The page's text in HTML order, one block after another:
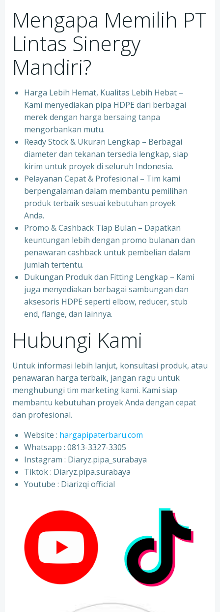
Mengapa Memilih PT
Lintas Sinergy
Mandiri?
Harga Lebih Hemat, Kualitas Lebih Hebat –
Kami menyediakan pipa HDPE dari berbagai
merek dengan harga bersaing tanpa
mengorbankan mutu.
Ready Stock & Ukuran Lengkap – Berbagai
diameter dan tekanan tersedia lengkap, siap
kirim untuk proyek di seluruh Indonesia.
Pelayanan Cepat & Profesional – Tim kami
berpengalaman dalam membantu pemilihan
produk terbaik sesuai kebutuhan proyek
Anda.
Promo & Cashback Tiap Bulan – Dapatkan
keuntungan lebih dengan promo bulanan dan
penawaran cashback untuk pembelian dalam
jumlah tertentu.
Dukungan Produk dan Fitting Lengkap – Kami
juga menyediakan berbagai sambungan dan
aksesoris HDPE seperti elbow, reducer, stub
end, flange, dan lainnya.
Hubungi Kami
Untuk informasi lebih lanjut, konsultasi produk, atau
penawaran harga terbaik, jangan ragu untuk
menghubungi tim marketing kami. Kami siap
membantu kebutuhan proyek Anda dengan cepat
dan profesional.
Website : hargapipaterbaru.com
Whatsapp : 0813-3327-3305
⁠Instagram : Diaryz.pipa_surabaya
⁠Tiktok : Diaryz.pipa.surabaya
⁠Youtube : Diarizqi official